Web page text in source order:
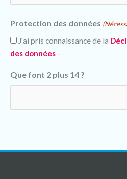
Protection des données
J'ai pris connaissance de la
des données -
Que font 2 plus 14 ?